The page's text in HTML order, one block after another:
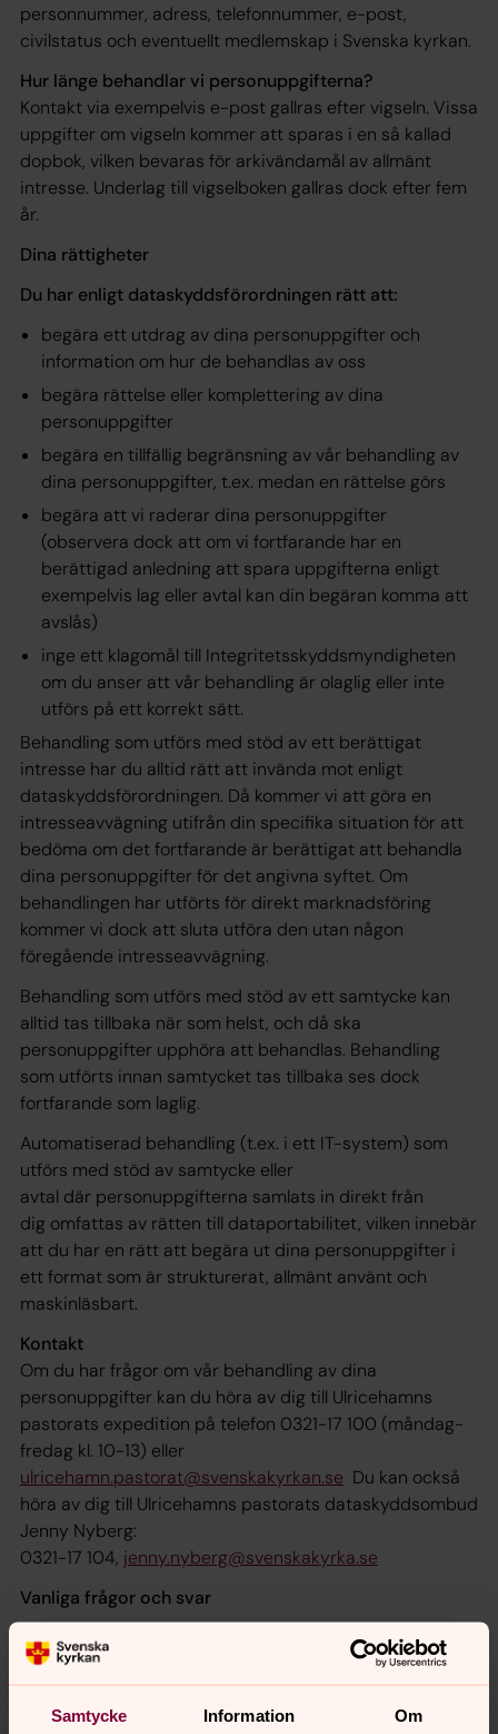
Samtycke Information Om
personnummer, adress, telefonnummer, e-post,
civilstatus och eventuellt medlemskap i Svenska kyrkan.
Hur länge behandlar vi personuppgifterna?
Kontakt via exempelvis e-post gallras efter vigseln. Vissa
uppgifter om vigseln kommer att sparas i en så kallad
dopbok, vilken bevaras för arkivändamål av allmänt
intresse. Underlag till vigselboken gallras dock efter fem
år.
Dina rättigheter
Du har enligt dataskyddsförordningen rätt att:
begära ett utdrag av dina personuppgifter och
information om hur de behandlas av oss
begära rättelse eller komplettering av dina
personuppgifter
begära en tillfällig begränsning av vår behandling av
dina personuppgifter, t.ex. medan en rättelse görs
begära att vi raderar dina personuppgifter
(observera dock att om vi fortfarande har en
berättigad anledning att spara uppgifterna enligt
exempelvis lag eller avtal kan din begäran komma att
avslås)
inge ett klagomål till Integritetsskyddsmyndigheten
om du anser att vår behandling är olaglig eller inte
utförs på ett korrekt sätt.
Behandling som utförs med stöd av ett berättigat
intresse har du alltid rätt att invända mot enligt
dataskyddsförordningen. Då kommer vi att göra en
intresseavvägning utifrån din specifika situation för att
bedöma om det fortfarande är berättigat att behandla
dina personuppgifter för det angivna syftet. Om
behandlingen har utförts för direkt marknadsföring
kommer vi dock att sluta utföra den utan någon
föregående intresseavvägning.
Behandling som utförs med stöd av ett samtycke kan
alltid tas tillbaka när som helst, och då ska
personuppgifter upphöra att behandlas. Behandling
som utförts innan samtycket tas tillbaka ses dock
fortfarande som laglig.
Automatiserad behandling (t.ex. i ett IT-system) som
utförs med stöd av samtycke eller
avtal där personuppgifterna samlats in direkt från
dig omfattas av rätten till dataportabilitet, vilken innebär
att du har en rätt att begära ut dina personuppgifter i
ett format som är strukturerat, allmänt använt och
maskinläsbart.
Kontakt
Om du har frågor om vår behandling av dina
personuppgifter kan du höra av dig till Ulricehamns
pastorats expedition på telefon 0321-17 100 (måndag-
fredag kl. 10-13) eller
ulricehamn.pastorat@svenskakyrkan.se Du kan också
höra av dig till Ulricehamns pastorats dataskyddsombud
Jenny Nyberg:
0321-17 104, jenny.nyberg@svenskakyrka.se
Vanliga frågor och svar
Vad är personuppgifter?
All information som går att härleda till en fysisk levande
person, exempelvis namn, ålder, personnummer,
kontaktinformation.